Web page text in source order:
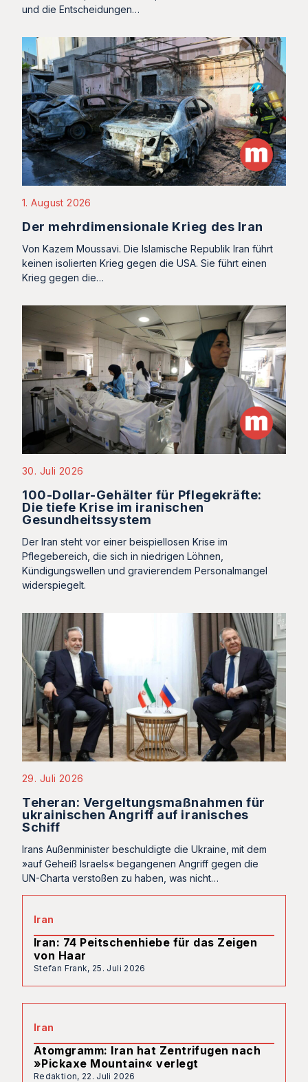
und die Entscheidungen…
1. August 2026
Der mehrdimensionale Krieg des Iran
Von Kazem Moussavi. Die Islamische Republik Iran führt
keinen isolierten Krieg gegen die USA. Sie führt einen
Krieg gegen die…
30. Juli 2026
100-Dollar-Gehälter für Pflegekräfte:
Die tiefe Krise im iranischen
Gesundheitssystem
Der Iran steht vor einer beispiellosen Krise im
Pflegebereich, die sich in niedrigen Löhnen,
Kündigungswellen und gravierendem Personalmangel
widerspiegelt.
29. Juli 2026
Teheran: Vergeltungsmaßnahmen für
ukrainischen Angriff auf iranisches
Schiff
Irans Außenminister beschuldigte die Ukraine, mit dem
»auf Geheiß Israels« begangenen Angriff gegen die
UN-Charta verstoßen zu haben, was nicht…
Iran
Iran: 74 Peitschenhiebe für das Zeigen
von Haar
Stefan Frank, 25. Juli 2026
Iran
Atomgramm: Iran hat Zentrifugen nach
»Pickaxe Mountain« verlegt
Redaktion, 22. Juli 2026